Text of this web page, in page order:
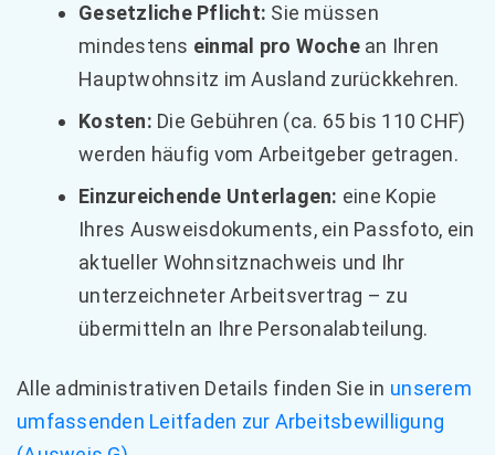
Gesetzliche Pflicht: Sie müssen
mindestens einmal pro Wochean Ihren
Hauptwohnsitz im Ausland zurückkehren.
Kosten: Die Gebühren (ca. 65 bis 110 CHF)
werden häufig vom Arbeitgeber getragen.
Einzureichende Unterlagen: eine Kopie
Ihres Ausweisdokuments, ein Passfoto, ein
aktueller Wohnsitznachweis und Ihr
unterzeichneter Arbeitsvertrag – zu
übermitteln an Ihre Personalabteilung.
Alle administrativen Details finden Sie in unserem
umfassenden Leitfaden zur Arbeitsbewilligung